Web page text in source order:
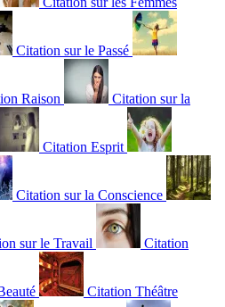
Citation sur le Passé
Raison Citation sur la
Citation Esprit
Citation sur la Conscience
sur le Travail Citation
Citation Théâtre